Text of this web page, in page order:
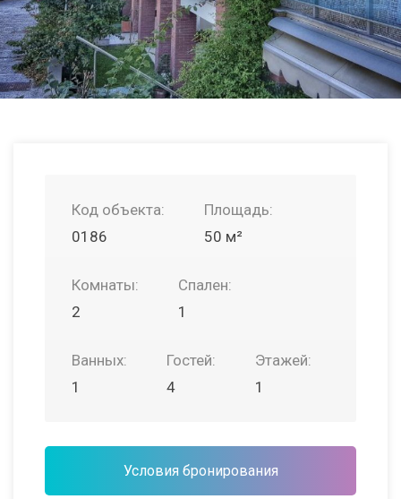
Код объекта:
0186
Площадь:
50 м²
Комнаты:
2
Спален:
1
Ванных:
1
Гостей:
4
Этажей:
1
Условия бронирования